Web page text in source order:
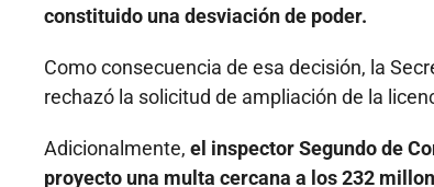
constituido una desviación de poder.
Como consecuencia de esa decisión, la
rechazó la solicitud de ampliación de la
Adicionalmente, el inspector Segundo de
proyecto una multa cercana a los 232